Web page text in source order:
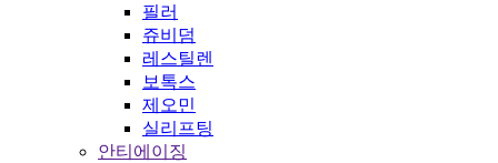
필러
쥬비덤
레스틸렌
보톡스
제오민
실리프팅
안티에이징